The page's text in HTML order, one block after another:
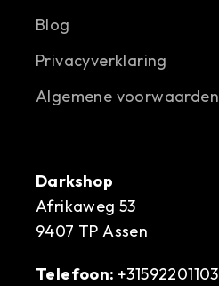
Blog
Privacyverklaring
Algemene voorwaarden
Darkshop
Afrikaweg 53
9407 TP Assen
Telefoon: +31592201103